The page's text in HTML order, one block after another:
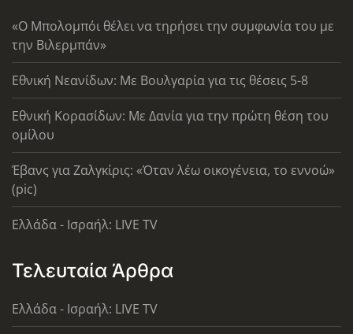
«Ο Μπολομπόι θέλει να τηρήσει την συμφωνία του με
την Βιλερμπάν»
Εθνική Νεανίδων: Με Βουλγαρία για τις θέσεις 5-8
Εθνική Κορασίδων: Με Δανία για την πρώτη θέση του
ομίλου
Έβανς για Ζαλγκίρις: «Όταν λέω οικογένεια, το εννοώ»
(pic)
Ελλάδα - Ισραήλ: LIVE TV
Τελευταία Άρθρα
Ελλάδα - Ισραήλ: LIVE TV